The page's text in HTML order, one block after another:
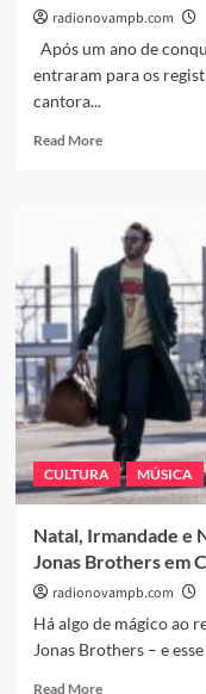
radionovampb.com
Após um ano de
entraram para os
cantora...
Read MoreRead
Prado
inicia
2026
com
evolução
ambições
reforçadas
para
carreira
CULTURA MÚSICA
Natal, Irmandade e
Jonas Brothers em
radionovampb.com
Há algo de mágico ao
Jonas Brothers – e
Read MoreRead